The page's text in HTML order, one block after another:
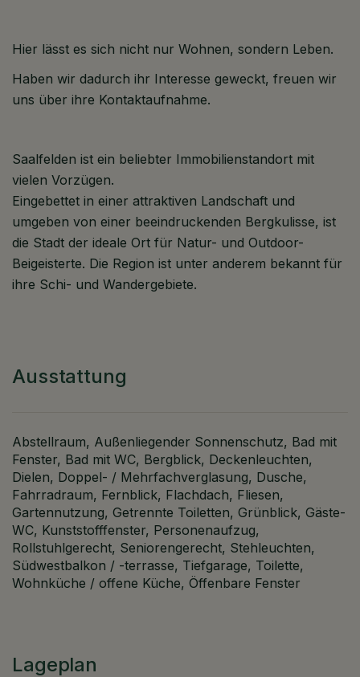
Hier lässt es sich nicht nur Wohnen, sondern Leben.
Haben wir dadurch ihr Interesse geweckt, freuen wir
uns über ihre Kontaktaufnahme.
Saalfelden ist ein beliebter Immobilienstandort mit
vielen Vorzügen.
Eingebettet in einer attraktiven Landschaft und
umgeben von einer beeindruckenden Bergkulisse, ist
die Stadt der ideale Ort für Natur- und Outdoor-
Beigeisterte. Die Region ist unter anderem bekannt für
ihre Schi- und Wandergebiete.
Ausstattung
Abstellraum Außenliegender Sonnenschutz Bad mit
Fenster Bad mit WC Bergblick Deckenleuchten
Dielen Doppel- / Mehrfachverglasung Dusche
Fahrradraum Fernblick Flachdach Fliesen
Gartennutzung Getrennte Toiletten Grünblick Gäste-
WC Kunststofffenster Personenaufzug
Rollstuhlgerecht Seniorengerecht Stehleuchten
Südwestbalkon / -terrasse Tiefgarage Toilette
Wohnküche / offene Küche Öffenbare Fenster
Lageplan